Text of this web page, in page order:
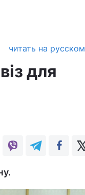
читать на русском
для